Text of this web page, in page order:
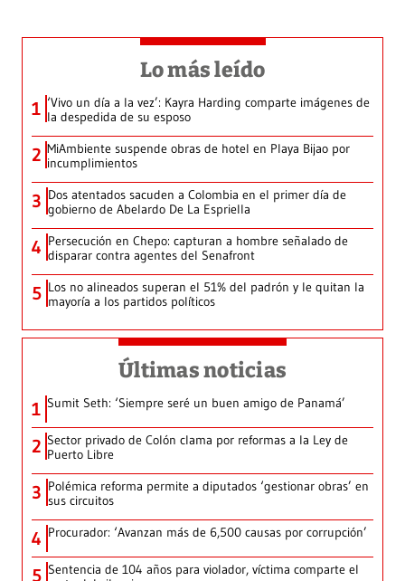
Lo más leído
1 ‘Vivo un día a la vez’: Kayra Harding comparte imágenes de
la despedida de su esposo
2 MiAmbiente suspende obras de hotel en Playa Bijao por
incumplimientos
3 Dos atentados sacuden a Colombia en el primer día de
gobierno de Abelardo De La Espriella
4 Persecución en Chepo: capturan a hombre señalado de
disparar contra agentes del Senafront
5 Los no alineados superan el 51% del padrón y le quitan la
mayoría a los partidos políticos
Últimas noticias
1 Sumit Seth: ‘Siempre seré un buen amigo de Panamá’
2 Sector privado de Colón clama por reformas a la Ley de
Puerto Libre
3 Polémica reforma permite a diputados ‘gestionar obras’ en
sus circuitos
4 Procurador: ‘Avanzan más de 6,500 causas por corrupción’
5 Sentencia de 104 años para violador, víctima comparte el